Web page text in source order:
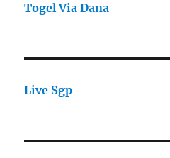
Togel Via Dana
Live Sgp